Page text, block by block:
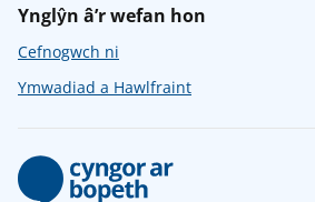
Ynglŷn â’r wefan hon
Cefnogwch ni
Ymwadiad a Hawlfraint